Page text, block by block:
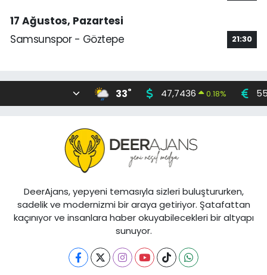
17 Ağustos, Pazartesi
Samsunspor - Göztepe
21:30
33° 47,7436 0.18%
DeerAjans, yepyeni temasıyla sizleri buluştururken,
sadelik ve modernizmi bir araya getiriyor. Şatafattan
kaçınıyor ve insanlara haber okuyabilecekleri bir altyapı
sunuyor.